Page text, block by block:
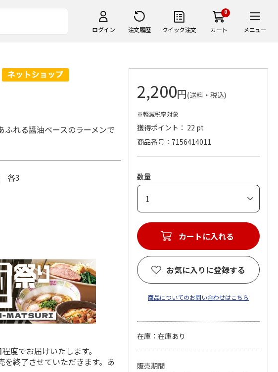
ログイン 注文履歴 クイック注文
0
カート メニュー
れる醤油ベースのラーメンで
各3
度でお届けいたします。
終了させていただきます。あ
2,200円(送料・税込)
※軽減税率対象
獲得ポイント： 22 pt
商品番号
7156414011
数量
カートに入れる
お気に入りに登録する
商品についてのお問い合わせはこちら
在庫：在庫あり
販売期間